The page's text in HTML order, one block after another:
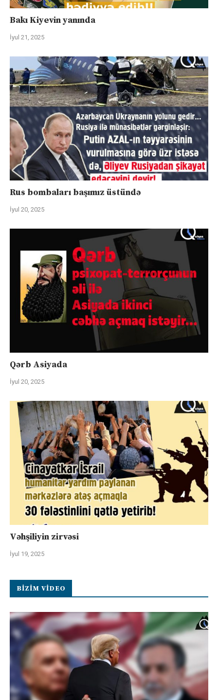
Bakı Kiyevin yanında
İyul 21, 2025
Rus bombaları başımız üstündə
İyul 20, 2025
Qərb Asiyada
İyul 20, 2025
Vəhşiliyin zirvəsi
İyul 19, 2025
BIZIM VIDEO